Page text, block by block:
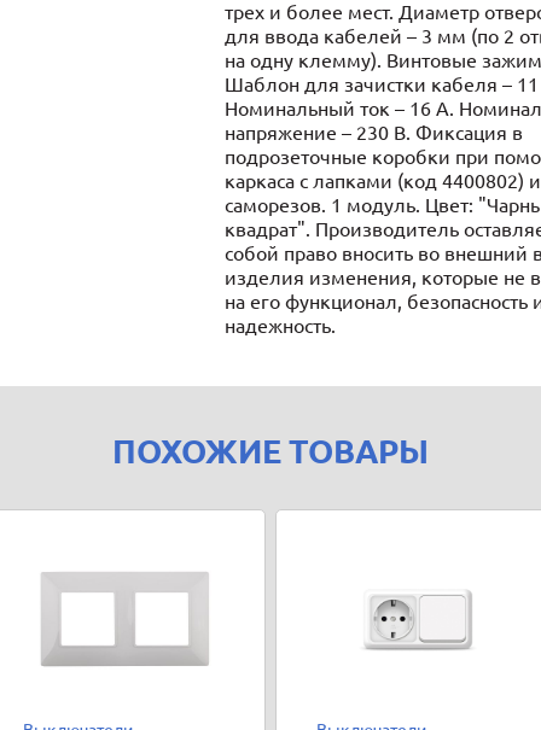
трех и более мест. Диаметр
для ввода кабелей – 3 мм (по 2
на одну клемму). Винтовые
Шаблон для зачистки кабеля –
Номинальный ток – 16 A.
напряжение – 230 В. Фиксация в
подрозеточные коробки при
каркаса с лапками (код 4400802) и
саморезов. 1 модуль. Цвет:
квадрат". Производитель
собой право вносить во внешний
изделия изменения, которые не
на его функционал, безопасность
надежность.
ПОХОЖИЕ ТОВАРЫ